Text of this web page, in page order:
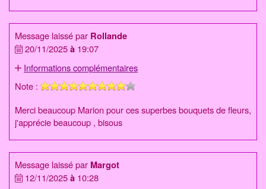
Message laissé par Rollande
20/11/2025à 19:07
Informations complémentaires
Note :
Merci beaucoup Marion pour ces superbes bouquets de fleurs,
j'apprécie beaucoup , bisous
Message laissé par Margot
12/11/2025à 10:28